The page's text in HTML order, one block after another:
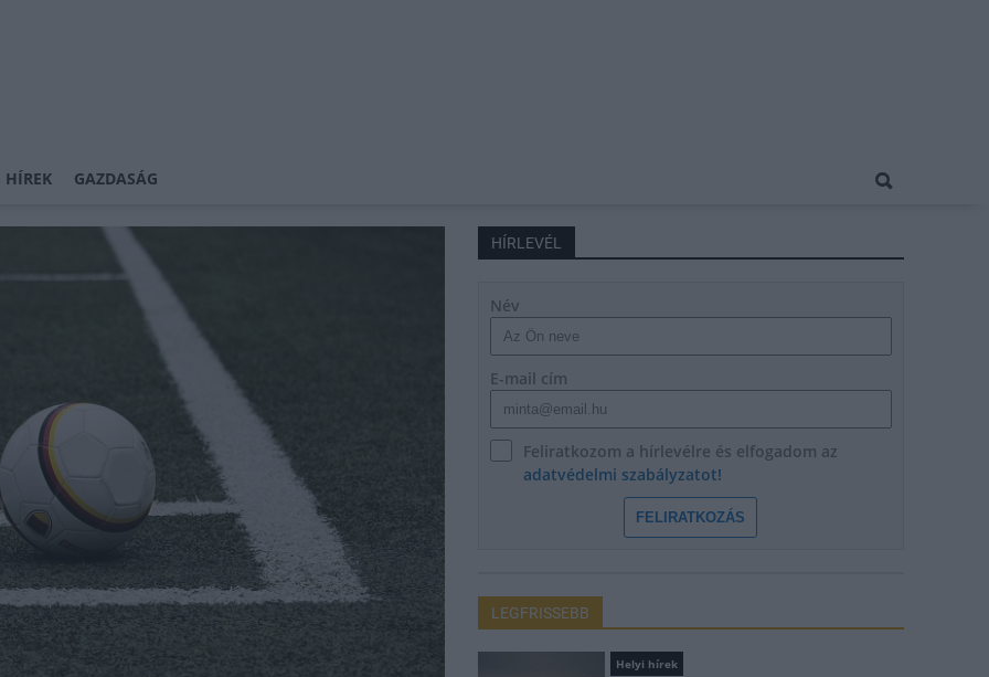
HÍREK GAZDASÁG
HÍRLEVÉL
Név
E-mail cím
Feliratkozom a hírlevélre és elfogadom az
adatvédelmi szabályzatot!
FELIRATKOZÁS
LEGFRISSEBB
Helyi hírek